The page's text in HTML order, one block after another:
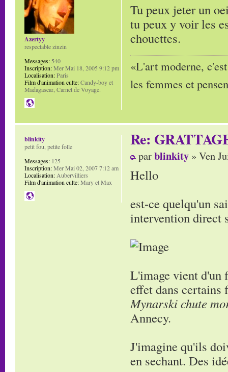
Tu peux jeter un
tu peux y voir les
chouettes.
«L'art moderne,
les femmes et
Azertyy
respectable zinzin
Messages:540
Inscription:Mer Mai 18, 2005 9:12 pm
Localisation:Paris
Film d'animation culte:Candy-boy et
Madagascar, Carnet de Voyage.
Re:
parblinkity » Ven
Hello
est-ce quelqu'un
intervention direct
L'image vient
effet dans
Mynarski chute
Annecy.
J'imagine qu'ils
en sechant. Des
blinkity
petit fou, petite folle
Messages: 125
Inscription:Mer Mai 02, 2007 7:12 am
Localisation:Aubervilliers
Film d'animation culte:Mary et Max